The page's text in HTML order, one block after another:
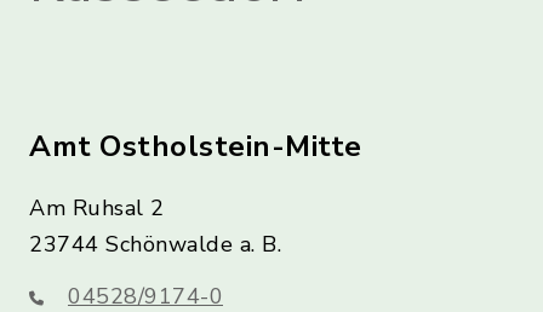
Amt Ostholstein-Mitte
Am Ruhsal 2
23744 Schönwalde a. B.
04528/9174-0